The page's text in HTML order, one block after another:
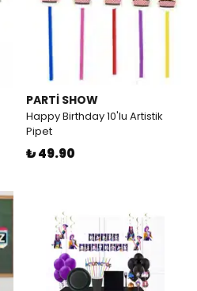
PARTİ SHOW
Happy Birthday 10'lu Artistik
Pipet
₺ 49.90